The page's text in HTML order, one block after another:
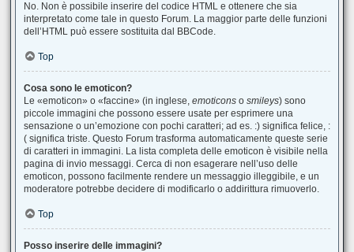
No. Non è possibile inserire del codice HTML e ottenere che sia
interpretato come tale in questo Forum. La maggior parte delle funzioni
dell’HTML può essere sostituita dal BBCode.
Top
Cosa sono le emoticon?
Le «emoticon» o «faccine» (in inglese, emoticons o smileys) sono
piccole immagini che possono essere usate per esprimere una
sensazione o un’emozione con pochi caratteri; ad es. :) significa felice, :
( significa triste. Questo Forum trasforma automaticamente queste serie
di caratteri in immagini. La lista completa delle emoticon è visibile nella
pagina di invio messaggi. Cerca di non esagerare nell’uso delle
emoticon, possono facilmente rendere un messaggio illeggibile, e un
moderatore potrebbe decidere di modificarlo o addirittura rimuoverlo.
Top
Posso inserire delle immagini?